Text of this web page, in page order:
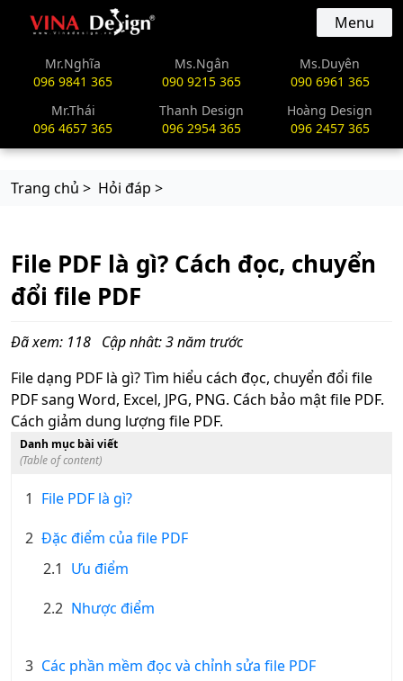
vinadesign.vn Menu
Mr.Nghĩa
096 9841 365
Ms.Ngân
090 9215 365
Ms.Duyên
090 6961 365
Mr.Thái
096 4657 365
Thanh Design
096 2954 365
Hoàng Design
096 2457 365
Trang chủ > Hỏi đáp >
File PDF là gì? Cách đọc, chuyển
đổi file PDF
Đã xem: 118 Cập nhât: 3 năm trước
File dạng PDF là gì? Tìm hiểu cách đọc, chuyển đổi file
PDF sang Word, Excel, JPG, PNG. Cách bảo mật file PDF.
Cách giảm dung lượng file PDF.
Danh mục bài viết
(Table of content)
1 File PDF là gì?
2 Đặc điểm của file PDF
2.1 Ưu điểm
2.2 Nhược điểm
3 Các phần mềm đọc và chỉnh sửa file PDF